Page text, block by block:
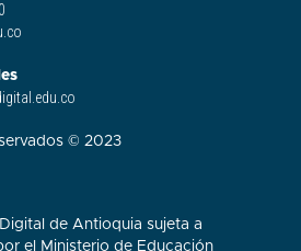
© 2023
de Antioquia sujeta a
el Ministerio de Educación